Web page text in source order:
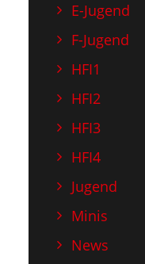
E-Jugend
F-Jugend
HFI1
HFI2
HFI3
HFI4
Jugend
Minis
News